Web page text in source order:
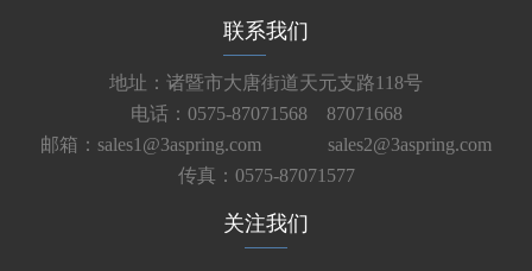
联系我们
地址：诸暨市大唐街道天元支路118号
电话：0575-87071568 87071668
邮箱：sales1@3aspring.com
sales2@3aspring.com
传真：0575-87071577
关注我们